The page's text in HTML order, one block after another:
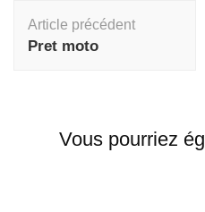
d'article
Article précédent
Pret moto
Vous pourriez